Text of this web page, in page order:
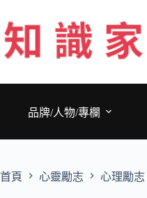
至
主
要
品牌/人物/專欄
首頁 心靈勵志 心理勵志